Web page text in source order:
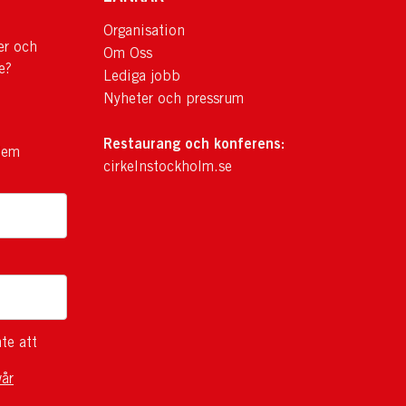
och
att
Organisation
Om Oss
Lediga jobb
Nyheter och pressrum
Restaurang och konferens:
cirkelnstockholm.se